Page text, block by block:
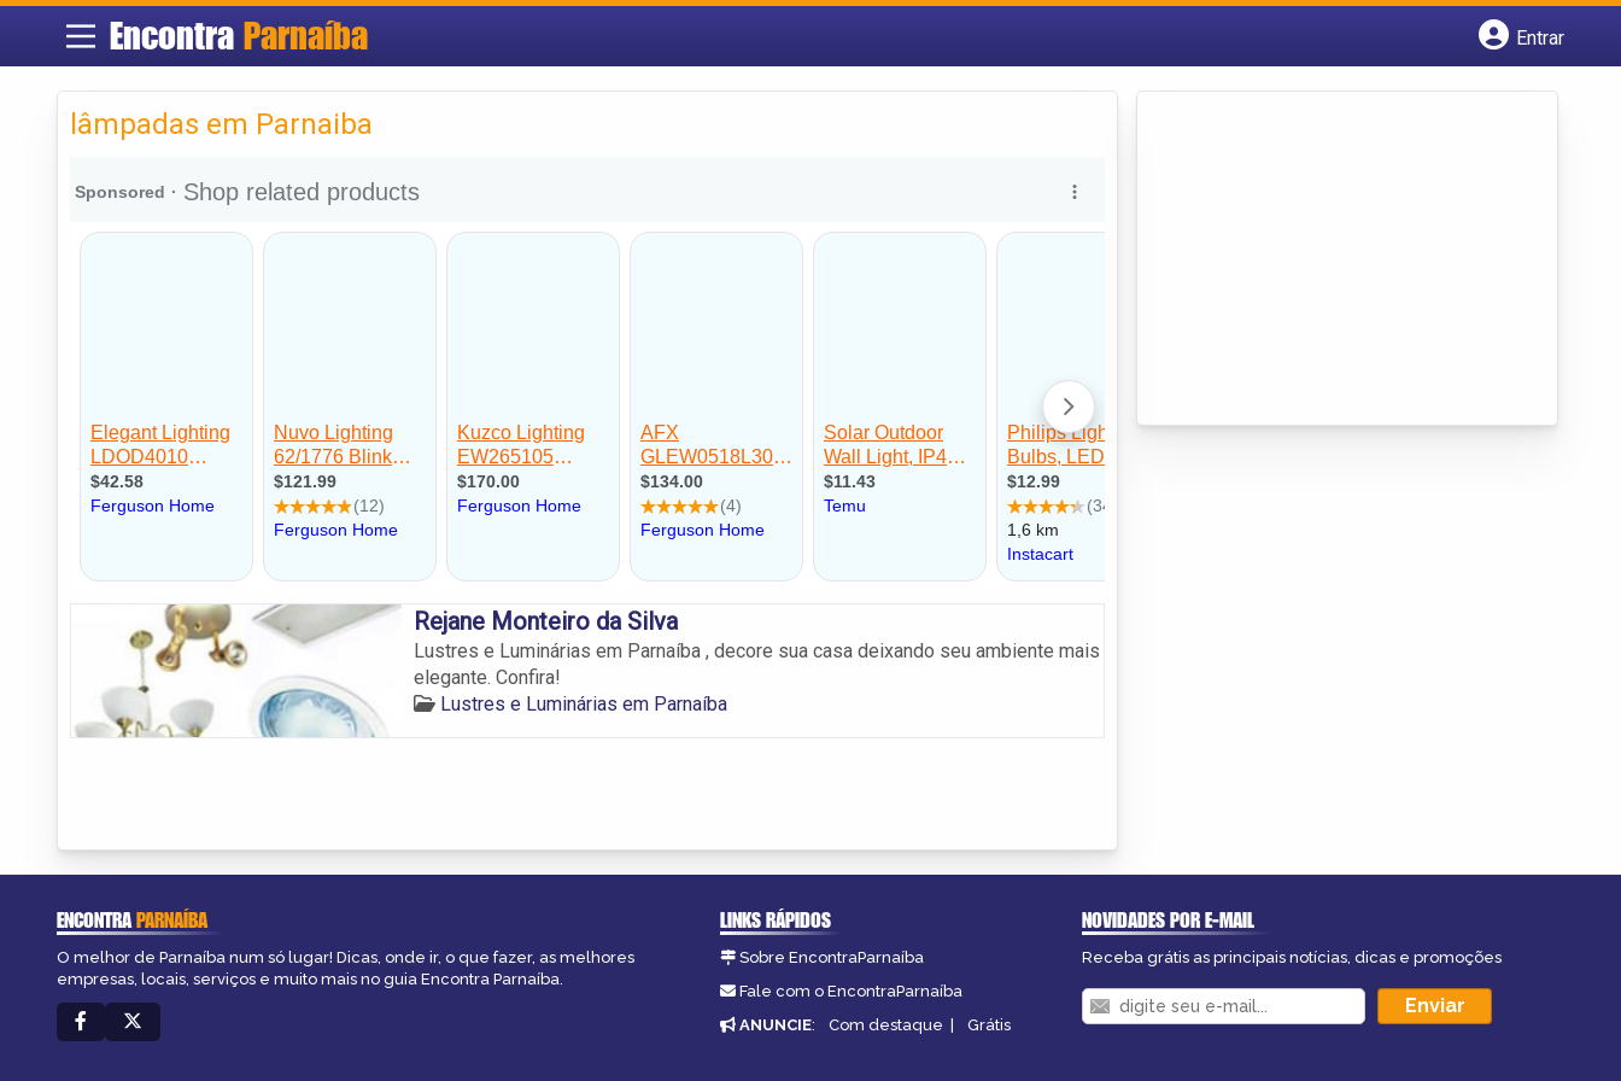
Encontra Parnaíba
Entrar
lâmpadas em Parnaiba
Rejane Monteiro da Silva
Lustres e Luminárias em Parnaíba , decore sua casa deixando seu ambiente mais
elegante. Confira!
Lustres e Luminárias em Parnaíba
ENCONTRAPARNAÍBA
O melhor de Parnaíba num só lugar! Dicas, onde ir, o que fazer, as melhores
empresas, locais, serviços e muito mais no guia Encontra Parnaíba.
LINKS RÁPIDOS
Sobre EncontraParnaíba
Fale com o EncontraParnaíba
ANUNCIE: Com destaque | Grátis
NOVIDADES POR E-MAIL
Receba grátis as principais notícias, dicas e promoções